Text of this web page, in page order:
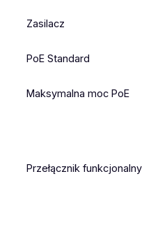
Zasilacz
PoE Standard
Maksymalna moc PoE
Przełącznik funkcjonalny